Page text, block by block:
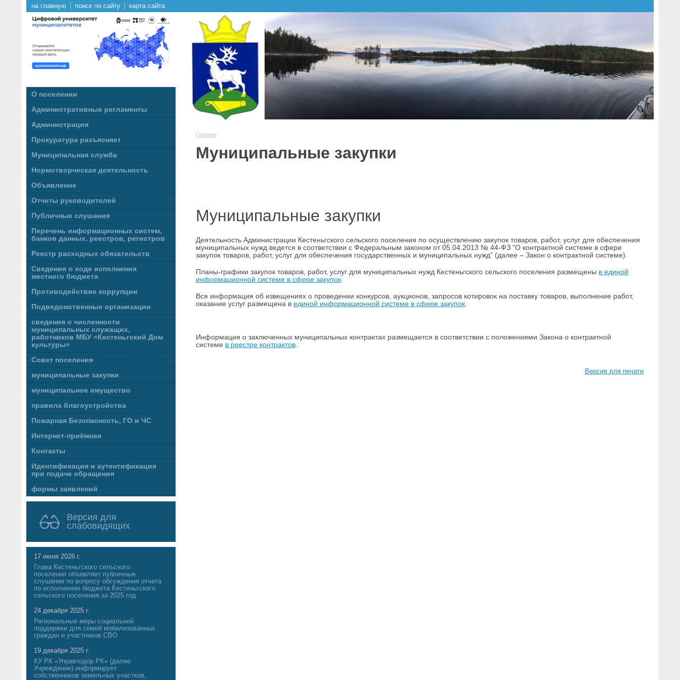
на главную поиск по сайту карта сайта
О поселении
Административные регламенты
Администрация
Прокуратура разъясняет
Муниципальная служба
Нормотворческая деятельность
Объявление
Отчеты руководителей
Публичные слушания
Перечень информационных систем,
банков данных, реестров, регистров
Реестр расходных обязательств
Сведения о ходе исполнения
местного бюджета
Противодействие коррупции
Подведомственные организации
сведения о численности
муниципальных служащих,
работников МБУ «Кестеньгский Дом
культуры»
Совет поселения
муниципальные закупки
муниципальное имущество
правила благоустройства
Пожарная Безопасность, ГО и ЧС
Интернет-приёмная
Контакты
Идентификация и аутентификация
при подаче обращения
формы заявлений
Версия для
слабовидящих
17 июня 2026 г.
Глава Кестеньгского сельского
поселения объявляет публичные
слушания по вопросу обсуждения отчета
по исполнению бюджета Кестеньгского
сельского поселения за 2025 год
24 декабря 2025 г.
Региональные меры социальной
поддержки для семей мобилизованных
граждан и участников СВО
19 декабря 2025 г.
КУ РК «Управтодор РК» (далее
Учреждение) информирует
собственников земельных участков,
Главная
Муниципальные закупки
Муниципальные закупки
Деятельность Администрации Кестеньгского сельского поселения по осуществлению закупок товаров, работ, услуг для обеспечения
муниципальных нужд ведется в соответствии с Федеральным законом от 05.04.2013 № 44-ФЗ “О контрактной системе в сфере
закупок товаров, работ, услуг для обеспечения государственных и муниципальных нужд” (далее – Закон о контрактной системе).
Планы-графики закупок товаров, работ, услуг для муниципальных нужд Кестеньгского сельского поселения размещены в единой
информационной системе в сфере закупок.
Вся информация об извещениях о проведении конкурсов, аукционов, запросов котировок на поставку товаров, выполнение работ,
оказание услуг размещена в единой информационной системе в сфере закупок
Информация о заключенных муниципальных контрактах размещается в соответствии с положениями Закона о контрактной
системе в реестре контрактов
Версия для печати